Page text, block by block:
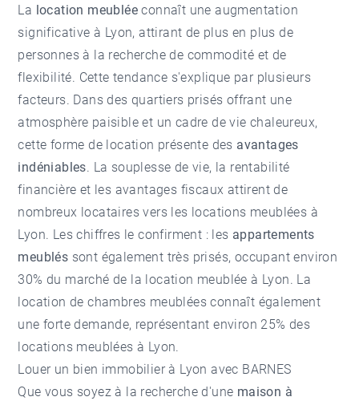
La location meublée connaît une augmentation
significative à Lyon, attirant de plus en plus de
personnes à la recherche de commodité et de
flexibilité. Cette tendance s'explique par plusieurs
facteurs. Dans des quartiers prisés offrant une
atmosphère paisible et un cadre de vie chaleureux,
cette forme de location présente des avantages
indéniables. La souplesse de vie, la rentabilité
financière et les avantages fiscaux attirent de
nombreux locataires vers les locations meublées à
Lyon. Les chiffres le confirment : les appartements
meublés sont également très prisés, occupant environ
30% du marché de la location meublée à Lyon. La
location de chambres meublées connaît également
une forte demande, représentant environ 25% des
locations meublées à Lyon.
Louer un bien immobilier à Lyon avec BARNES
Que vous soyez à la recherche d'une maison à